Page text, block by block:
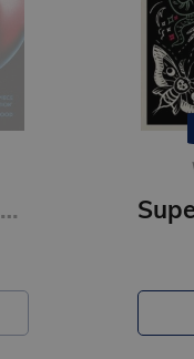
Brave New World (Vintage Classics) (xs)